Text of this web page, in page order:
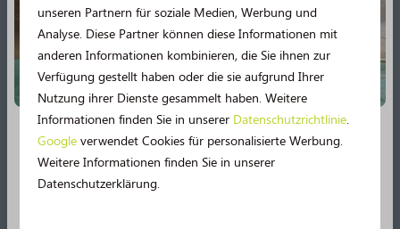
Kontakt
Langeloërweg 63
9331 VA Norg
Nederland
Neu im Jahr 2026!
unseren Partnern für soziale Medien, Werbung und
Analyse. Diese Partner können diese Informationen mit
anderen Informationen kombinieren, die Sie ihnen zur
Verfügung gestellt haben oder die sie aufgrund Ihrer
Nutzung ihrer Dienste gesammelt haben. Weitere
Informationen finden Sie in unserer Datenschutzrichtlinie.
Google verwendet Cookies für personalisierte Werbung.
Weitere Informationen finden Sie in unserer
Datenschutzerklärung.